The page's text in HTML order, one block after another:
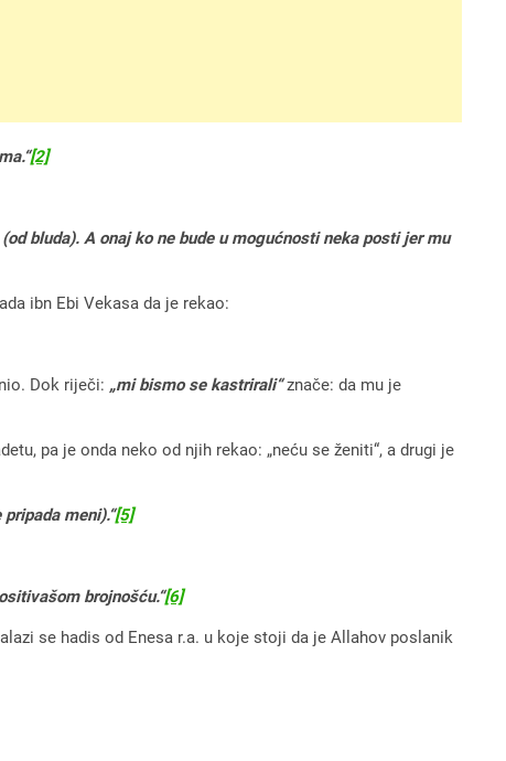
[2]
bluda). A onaj ko ne bude u mogućnosti neka posti jer mu
ibn Ebi Vekasa da je rekao:
Dok riječi: „mi bismo se kastrirali“znače: da mu je
pa je onda neko od njih rekao: „neću se ženiti“, a drugi je
meni).“[5]
brojnošću.“[6]
se hadis od Enesa r.a. u koje stoji da je Allahov poslanik